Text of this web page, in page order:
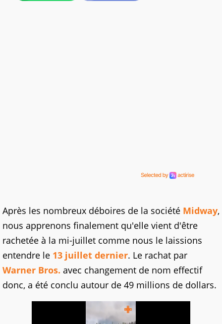
Après les nombreux déboires de la société Midway,
nous apprenons finalement qu'elle vient d'être
rachetée à la mi-juillet comme nous le laissions
entendre le 13 juillet dernier. Le rachat par
Warner Bros. avec changement de nom effectif
donc, a été conclu autour de 49 millions de dollars.